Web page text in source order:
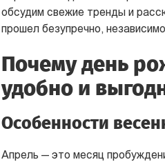
обсудим свежие тренды и
прошел безупречно,
Почему день
удобно и
Особенности
Апрель — это месяц